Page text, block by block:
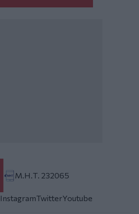
Μ.Η.Τ. 232065
InstagramTwitterYoutube